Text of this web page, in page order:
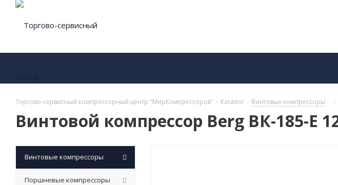
Торгово-сервисный компрессорный центр "МирКомпрессоров" - Каталог - Винтовые компрессоры -
Винтовой компрессор Berg ВК-185-Е
Винтовые компрессоры
Поршневые компрессоры